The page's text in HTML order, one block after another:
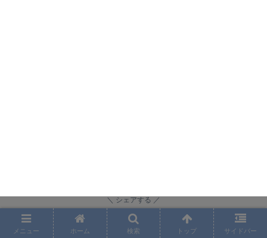
シェアする
メニュー ホーム 検索 トップ サイドバー